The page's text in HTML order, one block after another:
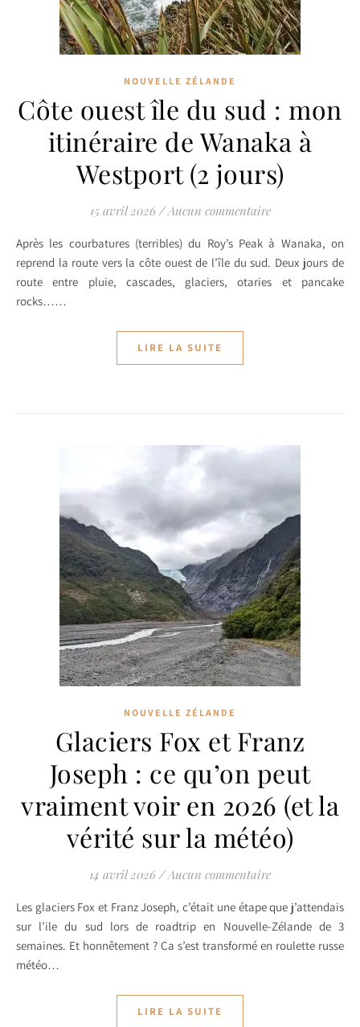
NOUVELLE ZÉLANDE
Côte ouest île du sud : mon
itinéraire de Wanaka à
Westport (2 jours)
15 avril 2026 / Aucun commentaire
Après les courbatures (terribles) du Roy’s Peak à Wanaka, on
reprend la route vers la côte ouest de l’île du sud. Deux jours de
route entre pluie, cascades, glaciers, otaries et pancake
rocks……
LIRE LA SUITE
NOUVELLE ZÉLANDE
Glaciers Fox et Franz
Joseph : ce qu’on peut
vraiment voir en 2026 (et la
vérité sur la météo)
14 avril 2026 / Aucun commentaire
Les glaciers Fox et Franz Joseph, c’était une étape que j’attendais
sur l’ile du sud lors de roadtrip en Nouvelle-Zélande de 3
semaines. Et honnêtement ? Ça s’est transformé en roulette russe
météo…
LIRE LA SUITE